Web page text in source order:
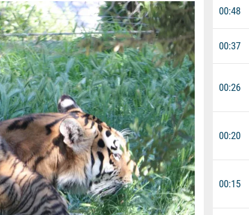
00:48
00:37
00:26
00:20
00:15